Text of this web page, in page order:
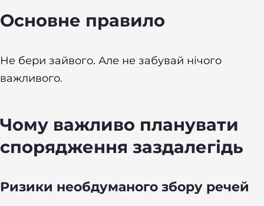
Основне правило
Не бери зайвого. Але не забувай нічого
важливого.
Чому важливо планувати
спорядження заздалегідь
Ризики необдуманого збору речей